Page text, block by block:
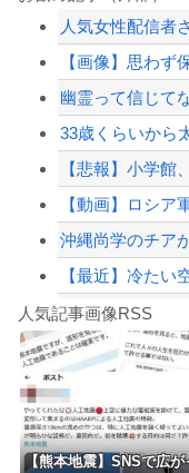
韓国サッカーの
幽霊って信じて
8/4のニュース
更新中止のお知
人気記事画像RSS
【熊本地震】SNSで広が